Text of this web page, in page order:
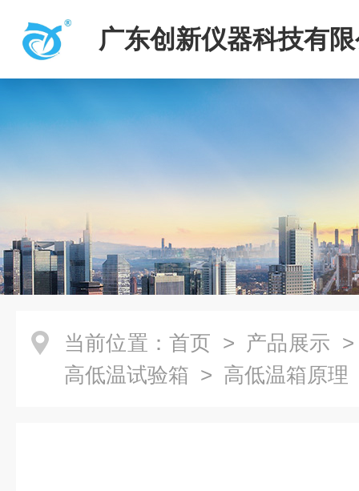
广东创新仪器科技有
当前位置： 首页 > 产品展示
高低温试验箱 > 高低温箱原理